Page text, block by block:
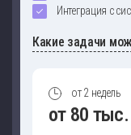
Интеграция с
Какие задачи
от 2 недель
от 80